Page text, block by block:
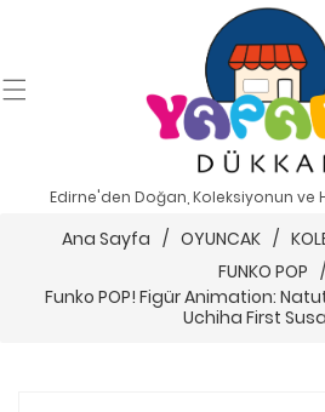
Edirne'den Doğan, Koleksiyonun ve
Ana Sayfa / OYUNCAK /
FUNKO POP /
Funko POP! Figür Animation:
Uchiha First